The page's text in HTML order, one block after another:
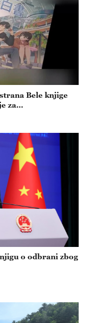
Bele knjige
za
o odbrani zbog